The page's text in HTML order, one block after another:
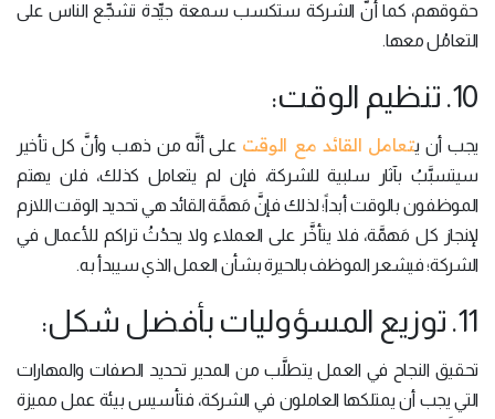
حقوقهم، كما أنَّ الشركة ستكسب سمعة جيِّدة تشجِّع الناس على
التعامُل معها.
10. تنظيم الوقت:
يجب أن يتعامل القائد مع الوقت على أنَّه من ذهب وأنَّ كل تأخير
سيتسبَّبُ بآثار سلبية للشركة، فإن لم يتعامل كذلك، فلن يهتم
الموظفون بالوقت أبداً؛ لذلك فإنَّ مَهمَّة القائد هي تحديد الوقت اللازم
لإنجاز كل مَهمَّة، فلا يتأخَّر على العملاء ولا يحدُثُ تراكم للأعمال في
الشركة؛ فيشعر الموظف بالحيرة بشأن العمل الذي سيبدأ به.
11. توزيع المسؤوليات بأفضل شكل:
تحقيق النجاح في العمل يتطلَّب من المدير تحديد الصفات والمهارات
التي يجب أن يمتلكها العاملون في الشركة، فتأسيس بيئة عمل مميزة